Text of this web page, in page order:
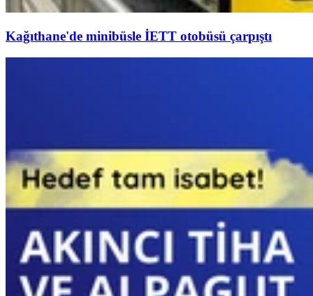
Kağıthane'de minibüsle İETT otobüsü çarpıştı